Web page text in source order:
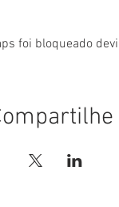
foi bloqueado